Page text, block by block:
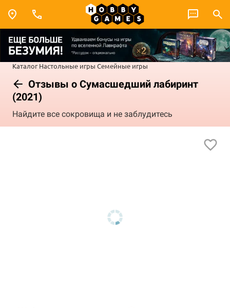
Каталог Настольные игры Семейные игры
Отзывы о Сумасшедший лабиринт
(2021)
Найдите все сокровища и не заблудитесь